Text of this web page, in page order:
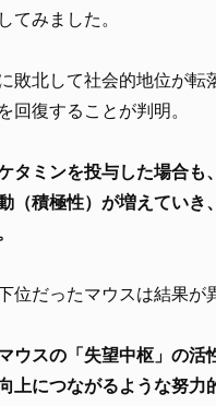
てみました。
敗北して社会的地位が
回復することが判明。
タミンを投与した場合
（積極性）が増えてい
位だったマウスは結果が
ウスの「失望中枢」の
上につながるような努力